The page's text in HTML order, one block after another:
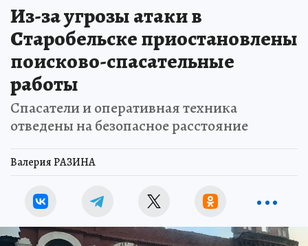
Из-за угрозы атаки в
Старобельске приостановлены
поисково-спасательные
работы
Спасатели и оперативная техника
отведены на безопасное расстояние
Валерия РАЗИНА